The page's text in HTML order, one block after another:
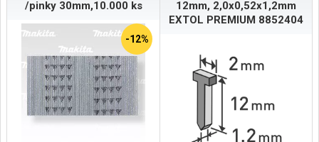
/pinky 30mm,10.000 ks
-12%
12mm, 2,0x0,52x1,2mm
EXTOL PREMIUM 8852404